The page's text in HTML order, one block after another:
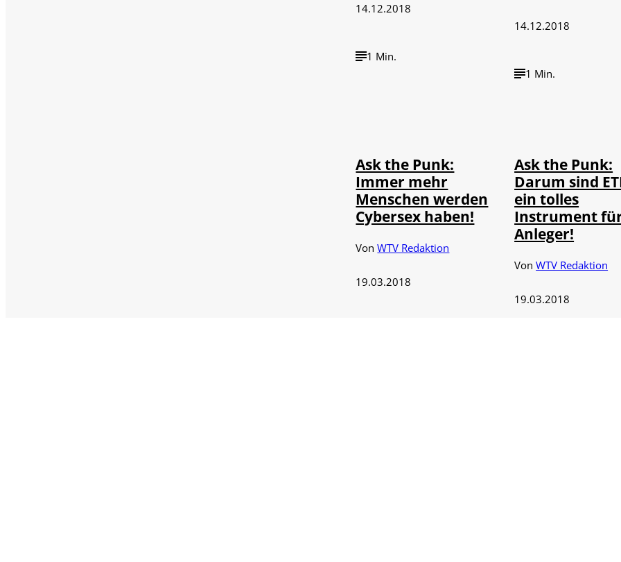
14.12.2018
1 Min.
14.12.2018
1 Min.
Ask the Punk:
Immer mehr
Menschen werden
Cybersex haben!
VonWTV Redaktion
19.03.2018
Ask the Punk:
Darum sind
ein tolles
Instrument
Anleger!
VonWTV Redaktion
19.03.2018